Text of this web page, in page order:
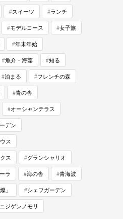
スイーツ ランチ
モデルコース 女子旅
年末年始
魚介・海藻 知る
泊まる フレンチの森
青の舎
オーシャンテラス
デン
ス
ス グランシャリオ
ラ 海の舎 青海波
」 シェフガーデン
ニジゲンノモリ